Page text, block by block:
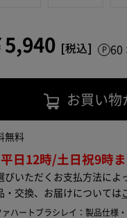
5,940 60
お買い物
無料
平日12時/土日祝9時
びいただくお支払方法によ
・交換、お届けについては
ァハートブラシレイ：製品仕様